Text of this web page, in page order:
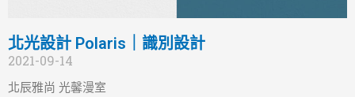
北光設計 Polaris｜識別設計
2021-09-14
北辰雅尚 光馨漫室